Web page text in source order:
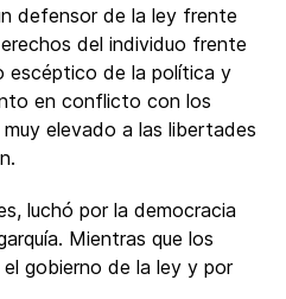
defensor de la ley frente
del individuo frente
escéptico de la política y
en conflicto con los
elevado a las libertades
luchó por la democracia
Mientras que los
gobierno de la ley y por